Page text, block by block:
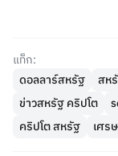
แท็ก:
ดอลลาร์สหรัฐ
สห
ข่าวสหรัฐ คริปโต
คริปโต สหรัฐ
เศร